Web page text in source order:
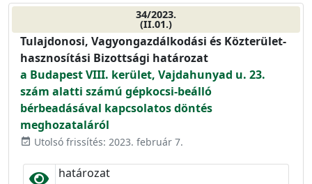
34/2023.
(II.01.)
Tulajdonosi, Vagyongazdálkodási és Közterület-
hasznosítási Bizottsági határozat
a Budapest VIII. kerület, Vajdahunyad u. 23.
szám alatti számú gépkocsi-beálló
bérbeadásával kapcsolatos döntés
meghozataláról
event_available Utolsó frissítés: 2023. február 7.
határozat